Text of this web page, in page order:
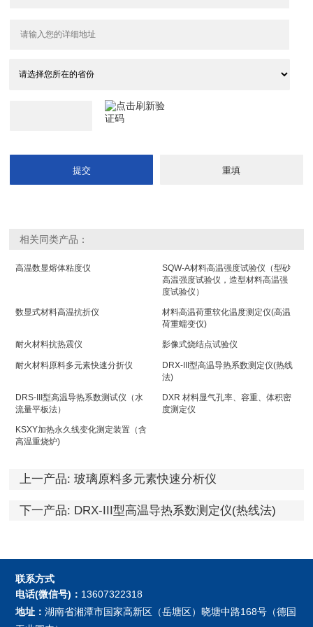
相关同类产品：
高温数显熔体粘度仪
SQW-A材料高温强度试验仪（型砂
高温强度试验仪，造型材料高温强
度试验仪）
数显式材料高温抗折仪
材料高温荷重软化温度测定仪(高温
荷重蠕变仪)
耐火材料抗热震仪 影像式烧结点试验仪
耐火材料原料多元素快速分折仪
DRX-III型高温导热系数测定仪(热线
法)
DRS-III型高温导热系数测试仪（水
流量平板法）
DXR 材料显气孔率、容重、体积密
度测定仪
KSXY加热永久线变化测定装置（含
高温重烧炉)
上一产品: 玻璃原料多元素快速分析仪
下一产品: DRX-III型高温导热系数测定仪(热线法)
联系方式
电话(微信号)： 13607322318
地址：湖南省湘潭市国家高新区（岳塘区）晓塘中路168号（德国